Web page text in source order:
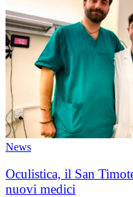
News
Oculistica, il San
nuovi medici